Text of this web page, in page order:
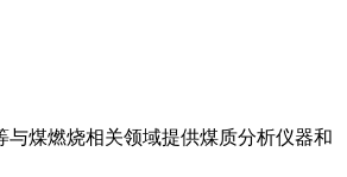
煤燃烧相关领域提供煤质分析仪器和